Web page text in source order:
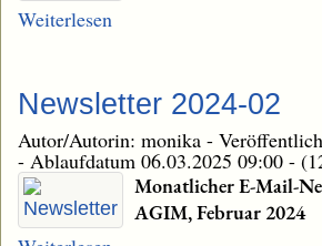
Weiterlesen
Newsletter 2024-02
Autor/Autorin: monika -
- Ablaufdatum 06.03.2025 09:00 -
Monatlicher E-Mail-
AGIM, Februar 2024